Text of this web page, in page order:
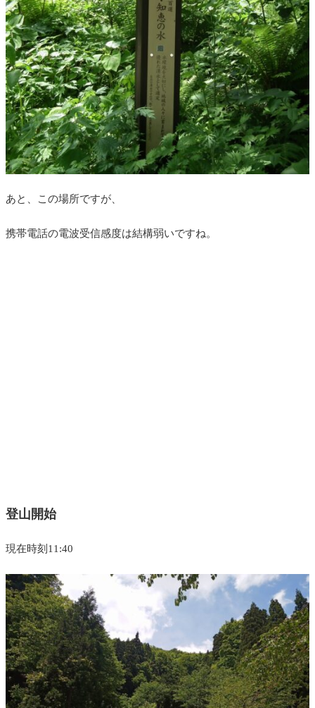
あと、この場所ですが、
携帯電話の電波受信感度は結構弱いですね。
登山開始
現在時刻11:40